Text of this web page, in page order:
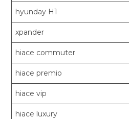
hyunday H1
xpander
hiace commuter
hiace premio
hiace vip
hiace luxury